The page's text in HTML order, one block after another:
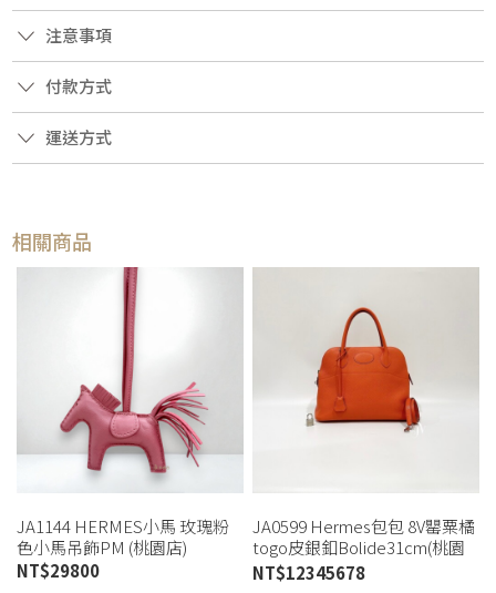
注意事項
付款方式
運送方式
相關商品
JA1144 HERMES小馬 玫瑰粉
色小馬吊飾PM (桃園店)
NT$29800
JA0599 Hermes包包 8V罌粟橘
togo皮銀釦Bolide31cm(桃園
店)
NT$12345678